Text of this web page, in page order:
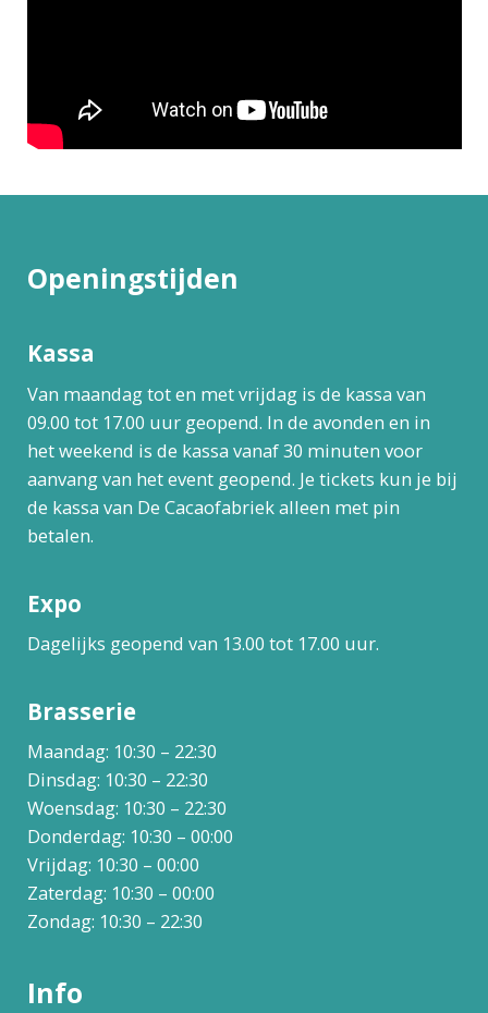
Openingstijden
Kassa
Van maandag tot en met vrijdag is de kassa van
09.00 tot 17.00 uur geopend. In de avonden en in
het weekend is de kassa vanaf 30 minuten voor
aanvang van het event geopend. Je tickets kun je bij
de kassa van De Cacaofabriek alleen met pin
betalen.
Expo
Dagelijks geopend van 13.00 tot 17.00 uur.
Brasserie
Maandag: 10:30 – 22:30
Dinsdag: 10:30 – 22:30
Woensdag: 10:30 – 22:30
Donderdag: 10:30 – 00:00
Vrijdag: 10:30 – 00:00
Zaterdag: 10:30 – 00:00
Zondag: 10:30 – 22:30
Info